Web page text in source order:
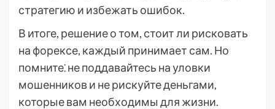
стратегию и избежать ошибок.
В итоге, решение о том, стоит ли рисковать
на форексе, каждый принимает сам. Но
помните⁚ не поддавайтесь на уловки
мошенников и не рискуйте деньгами,
которые вам необходимы для жизни.